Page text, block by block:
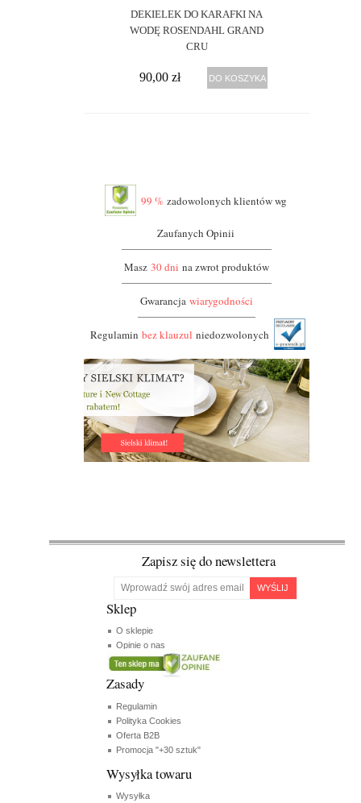
DEKIELEK DO KARAFKI NA
WODĘ ROSENDAHL GRAND
CRU
90,00 zł DO KOSZYKA
99 % zadowolonych klientów wg
Zaufanych Opinii
Masz30 dni na zwrot produktów
Gwarancjawiarygodności
Regulaminbez klauzul niedozwolonych
Zapisz się do newslettera
WYŚLIJ
Sklep
O sklepie
Opinie o nas
Zasady
Regulamin
Polityka Cookies
Oferta B2B
Promocja "+30 sztuk"
Wysyłka towaru
Wysyłka